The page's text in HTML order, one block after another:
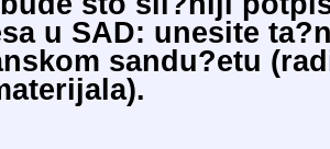
u SAD: unesite
sandu?etu